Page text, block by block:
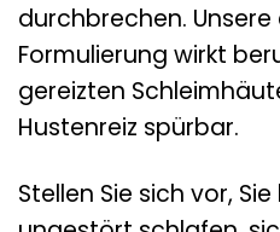
durchbrechen.
Formulierung wirkt
gereizten
Hustenreiz spürbar.
Stellen Sie sich vor,